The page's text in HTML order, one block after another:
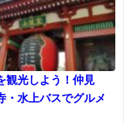
観光しよう！仲見
・水上バスでグルメ